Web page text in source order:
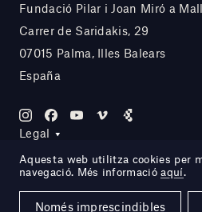
Fundació Pilar i Joan Miró a
Carrer de Saridakis, 29
07015 Palma, Illes Balears
España
Legal
Site by DOMO—A
Aquesta web utilitza cookies per
navegació. Més informacióaquí.
Només imprescindibles